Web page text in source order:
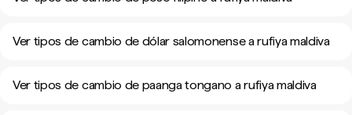
Ver tipos de cambio de dólar salomonense a rufiya maldiva
Ver tipos de cambio de paanga tongano a rufiya maldiva